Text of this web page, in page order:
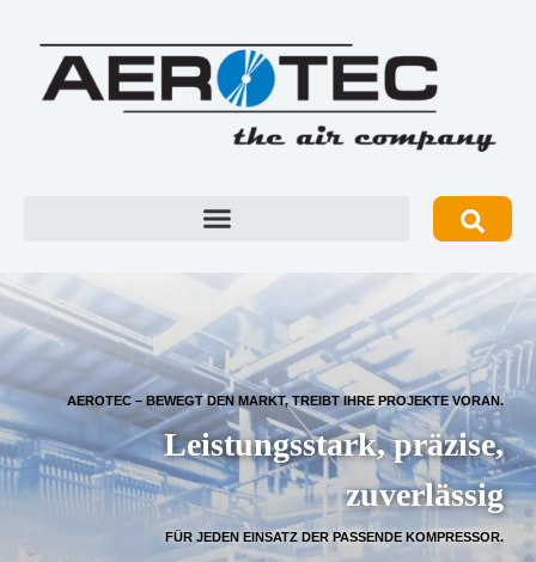
FÜR JEDEN EINSATZ DER PASSENDE KOMPRESSOR.
Leistungsstark, präzise,
zuverlässig
AEROTEC – BEWEGT DEN MARKT, TREIBT IHRE PROJEKTE VORAN.